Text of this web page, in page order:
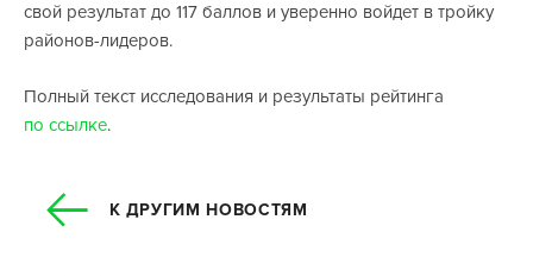
свой результат до 117 баллов и уверенно войдет в тройку
районов-лидеров.
Полный текст исследования и результаты рейтинга
по ссылке.
К ДРУГИМ НОВОСТЯМ